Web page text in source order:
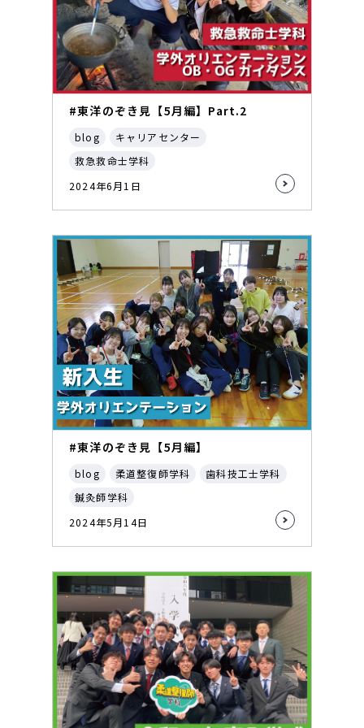
#東洋のぞき見【5月編】Part.2
blog
キャリアセンター
救急救命士学科
2024年6月1日
#東洋のぞき見【5月編】
blog 柔道整復師学科
歯科技工士学科
鍼灸師学科
2024年5月14日